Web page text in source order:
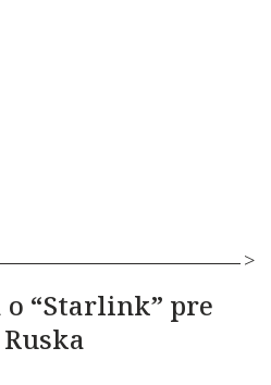
“Starlink” pre